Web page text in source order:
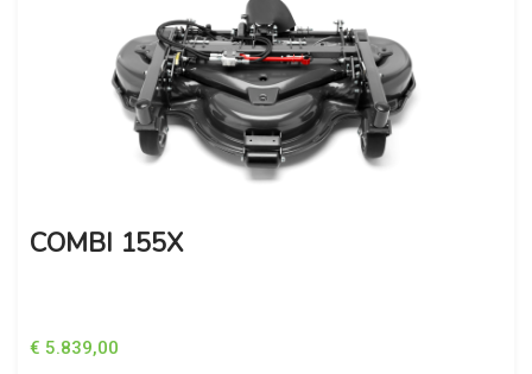
COMBI 155X
€ 5.839,00